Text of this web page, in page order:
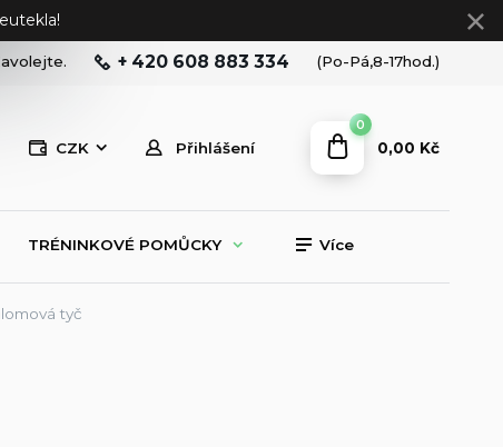
CZK Přihlášení
+ 420 608 883 334 (Po-Pá,8-17hod.)
0
0,00 Kč
TRÉNINKOVÉ POMŮCKY Více
tyč